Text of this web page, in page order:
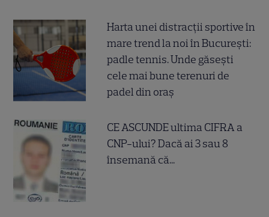
Harta unei distracții sportive în
mare trend la noi în București:
padle tennis. Unde găsești
cele mai bune terenuri de
padel din oraș
CE ASCUNDE ultima CIFRA a
CNP-ului? Dacă ai 3 sau 8
însemană că...